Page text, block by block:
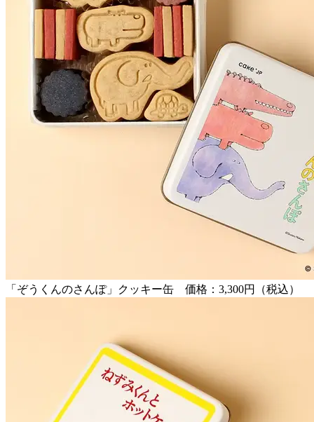
「ぞうくんのさんぽ」クッキー缶 価格：3,300円（税込）